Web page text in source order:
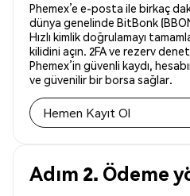
Phemex’e e-posta ile birkaç
dünya genelinde BitBonk
Hızlı kimlik doğrulamayı
kilidini açın. 2FA ve rezerv
Phemex’in güvenli kaydı,
ve güvenilir bir borsa sağlar.
Hemen Kayıt Ol
Adım 2. Ödeme